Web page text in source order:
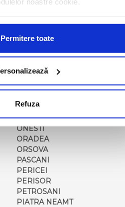
Permitere toate
Refuza
LUGOJ
MEDGIDIA
MEDIAS
MIZIL
MOINESTI
NUSFALAU
OLTENITA
ONESTI
ORADEA
ORSOVA
PASCANI
PERICEI
PERISOR
PETROSANI
PIATRA NEAMT